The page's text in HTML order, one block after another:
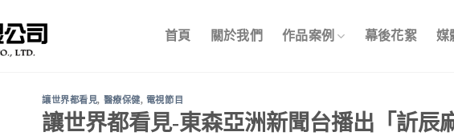
首頁 關於我們 作品案例 幕後花絮 媒
讓世界都看見, 醫療保健, 電視節目
讓世界都看見-東森亞洲新聞台播出「訢辰